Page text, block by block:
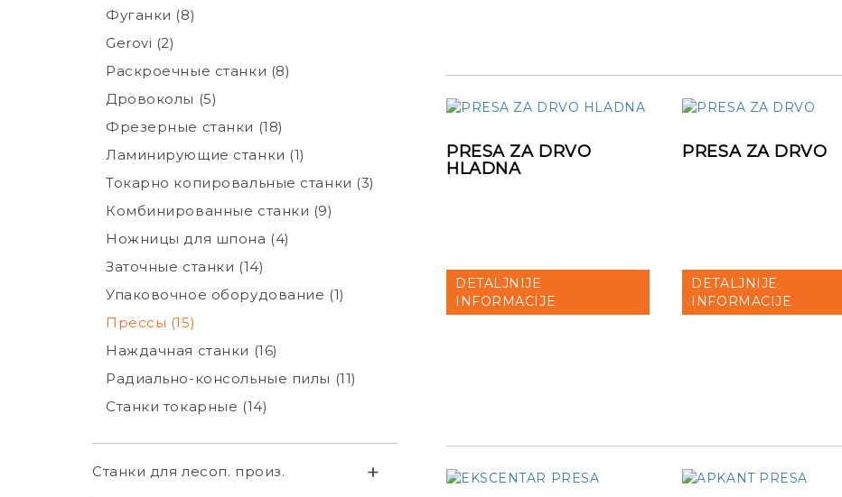
Фуганки (8)
Gerovi (2)
Раскроечные станки (8)
Дровоколы (5)
Фрезерные станки (18)
Ламинирующие станки (1)
Токарно копировальные станки (3)
Комбинированные станки (9)
Ножницы для шпона (4)
Заточные станки (14)
Упаковочное оборудование (1)
Прессы (15)
Наждачная станки (16)
Радиально-консольные пилы (11)
Станки токарные (14)
Станки для лесоп. произ. +
PRESA ZA DRVO
HLADNA
DETALJNIJE
INFORMACIJE
PRESA ZA DRVO
DETALJNIJE
INFORMACIJE